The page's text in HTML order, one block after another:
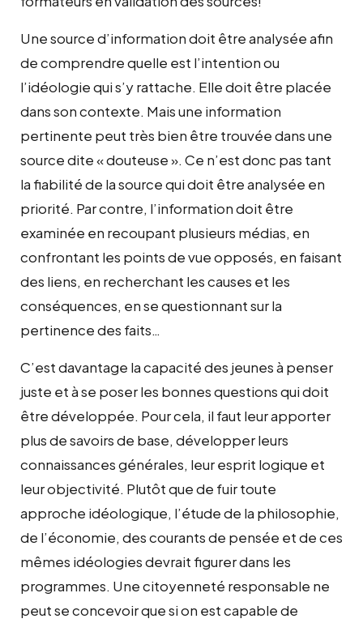
Une source d’information doit être analysée afin
de comprendre quelle est l’intention ou
l’idéologie qui s’y rattache. Elle doit être placée
dans son contexte. Mais une information
pertinente peut très bien être trouvée dans une
source dite « douteuse ». Ce n’est donc pas tant
la fiabilité de la source qui doit être analysée en
priorité. Par contre, l’information doit être
examinée en recoupant plusieurs médias, en
confrontant les points de vue opposés, en faisant
des liens, en recherchant les causes et les
conséquences, en se questionnant sur la
pertinence des faits…
C’est davantage la capacité des jeunes à penser
juste et à se poser les bonnes questions qui doit
être développée. Pour cela, il faut leur apporter
plus de savoirs de base, développer leurs
connaissances générales, leur esprit logique et
leur objectivité. Plutôt que de fuir toute
approche idéologique, l’étude de la philosophie,
de l’économie, des courants de pensée et de ces
mêmes idéologies devrait figurer dans les
programmes. Une citoyenneté responsable ne
peut se concevoir que si on est capable de